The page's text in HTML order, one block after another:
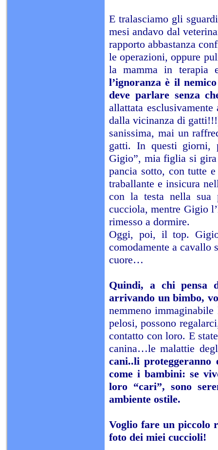
E tralasciamo gli
mesi andavo dal
rapporto abbastanza
le operazioni, oppure
la mamma in terapia
l’ignoranza è il
deve parlare senza
allattata
dalla vicinanza di
sanissima, mai un
gatti. In questi giorni,
Gigio”, mia figlia si
pancia sotto, con tutte
traballante e insicura
con la testa nella sua
cucciola, mentre Gigio
rimesso a dormire.
Oggi, poi, il top.
comodamente a
cuore…
Quindi, a chi pensa
arrivando un bimbo,
nemmeno
pelosi, possono
contatto con loro. E
canina…le malattie
cani..li
come i bambini: se
loro “cari”, sono
ambiente ostile.
Voglio fare un piccolo
foto dei miei cuccioli!